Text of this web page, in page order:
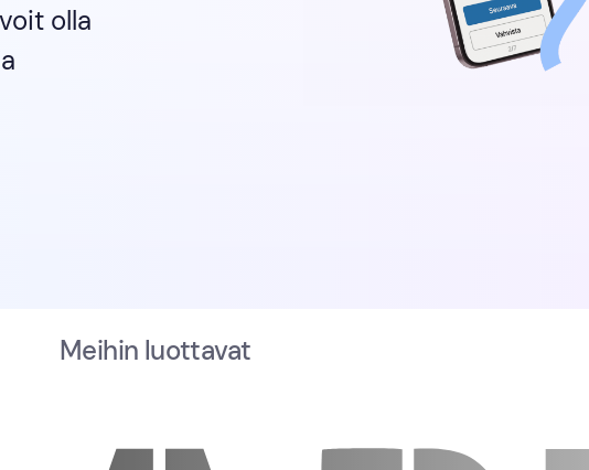
olla
Meihin luottavat